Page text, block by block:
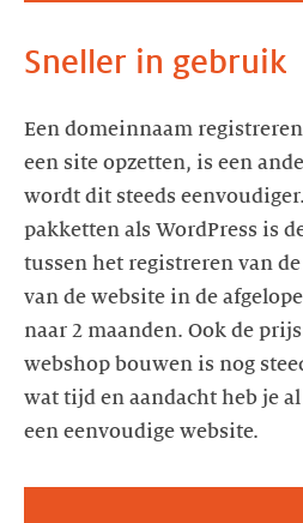
Sneller in gebruik
Een domeinnaam
een site opzetten, is een
wordt dit steeds
pakketten als WordPress is
tussen het registreren van
van de website in de
naar 2 maanden. Ook de
webshop bouwen is nog
wat tijd en aandacht heb je
een eenvoudige website.